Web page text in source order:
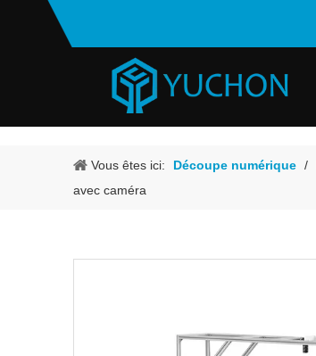
Vous êtes ici: Découpe numérique /
avec caméra